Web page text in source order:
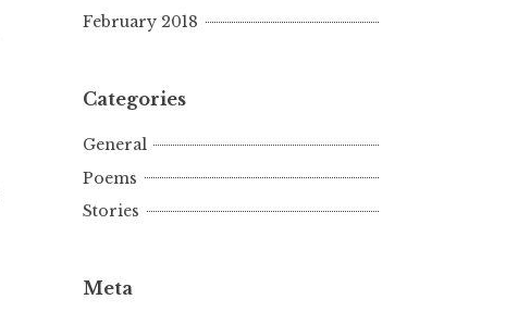
February 2018
Categories
General
Poems
Stories
Meta